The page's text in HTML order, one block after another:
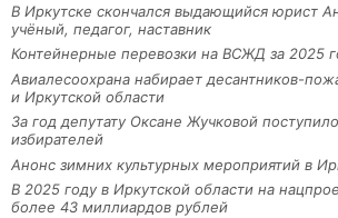
В Иркутске скончался выдающийся юрист
учёный, педагог, наставник
Контейнерные перевозки на ВСЖД за 2025
Авиалесоохрана набирает десантников-
и Иркутской области
За год депутату Оксане Жучковой
избирателей
Анонс зимних культурных мероприятий в
В 2025 году в Иркутской области на
более 43 миллиардов рублей